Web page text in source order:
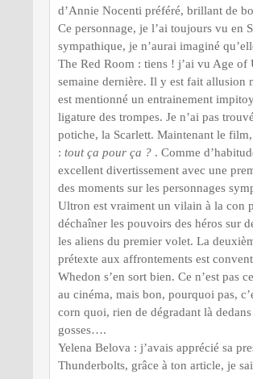
d’Annie Nocenti préféré, brillant de
Ce personnage, je l’ai toujours vu en
sympathique, je n’aurai imaginé
The Red Room : tiens ! j’ai vu Age of
semaine dernière. Il y est fait allusion
est mentionné un entrainement
ligature des trompes. Je n’ai pas
potiche, la Scarlett. Maintenant le
: tout ça pour ça ? . Comme
excellent divertissement avec une
des moments sur les personnages
Ultron est vraiment un vilain à la con
déchaîner les pouvoirs des héros sur
les aliens du premier volet. La
prétexte aux affrontements est
Whedon s’en sort bien. Ce n’est pas
au cinéma, mais bon, pourquoi pas,
corn quoi, rien de dégradant là
gosses….
Yelena Belova : j’avais apprécié sa
Thunderbolts, grâce à ton article, je